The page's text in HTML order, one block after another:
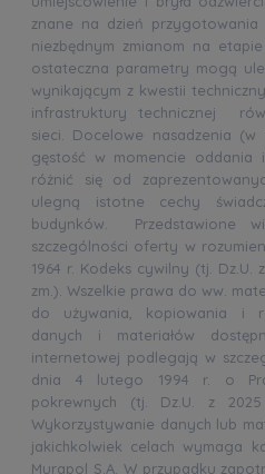
znane na dzień
niezbędnym zmianom na
ostateczna parametry mogą
wynikającym z kwestii
infrastruktury technicznej
sieci. Docelowe nasadzenia
gęstość w momencie
różnić się od
ulegną istotne cechy
budynków. Przedstawione
szczególności oferty w
1964 r. Kodeks cywilny (tj. Dz.U.
zm.). Wszelkie prawa do ww.
do używania, kopiowania i
danych i materiałów
internetowej podlegają w
dnia 4 lutego 1994 r. o
pokrewnych (tj. Dz.U. z
Wykorzystywanie danych lub
jakichkolwiek celach wymaga
Murapol S.A. W przypadku